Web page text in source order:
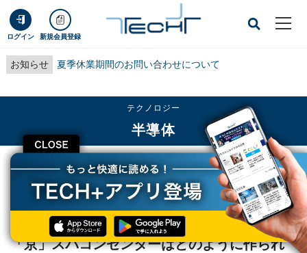
ログイン 新規会員登録
お知らせ 夏季休業期間のお問い合わせについて
CLOSE
テクノロジー
半導体
TECH+ テクノロジー
半導体
「京」スパコンセンターはどのように作られているのか
「京」スパコンセンターはどのように作られ